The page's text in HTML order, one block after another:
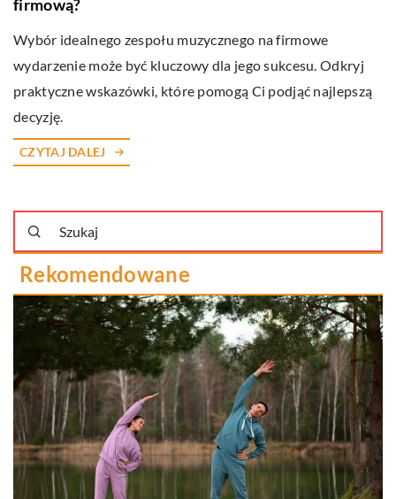
firmową?
Wybór idealnego zespołu muzycznego na firmowe
wydarzenie może być kluczowy dla jego sukcesu. Odkryj
praktyczne wskazówki, które pomogą Ci podjąć najlepszą
decyzję.
CZYTAJ DALEJ
Rekomendowane